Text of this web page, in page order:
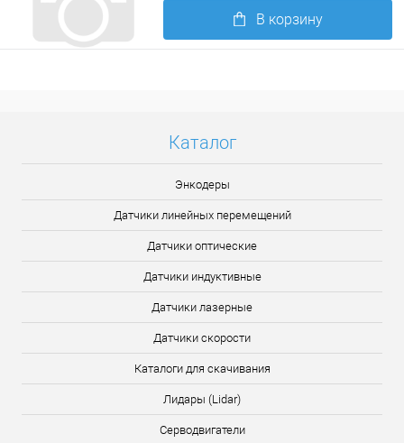
В корзину
Каталог
Энкодеры
Датчики линейных перемещений
Датчики оптические
Датчики индуктивные
Датчики лазерные
Датчики скорости
Каталоги для скачивания
Лидары (Lidar)
Серводвигатели